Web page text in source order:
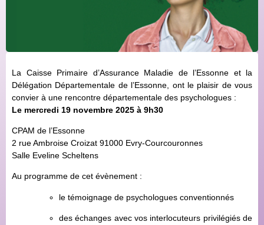
La Caisse Primaire d’Assurance Maladie de l’Essonne et la
Délégation Départementale de l’Essonne, ont le plaisir de vous
convier à une rencontre départementale des psychologues :
Le mercredi 19 novembre 2025 à 9h30
CPAM de l’Essonne
2 rue Ambroise Croizat 91000 Evry-Courcouronnes
Salle Eveline Scheltens
Au programme de cet évènement :
le témoignage de psychologues conventionnés
des échanges avec vos interlocuteurs privilégiés de